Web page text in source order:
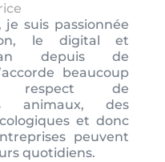
suis passionnée
le digital et
depuis de
beaucoup
respect de
animaux, des
et donc
peuvent
quotidiens.